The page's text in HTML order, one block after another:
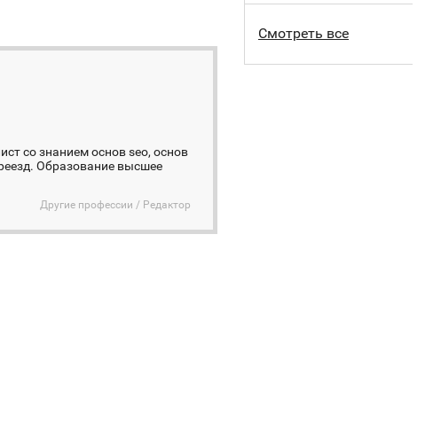
со знанием основ seo, основ
Образование высшее
Другие профессии / Редактор
Смотреть все